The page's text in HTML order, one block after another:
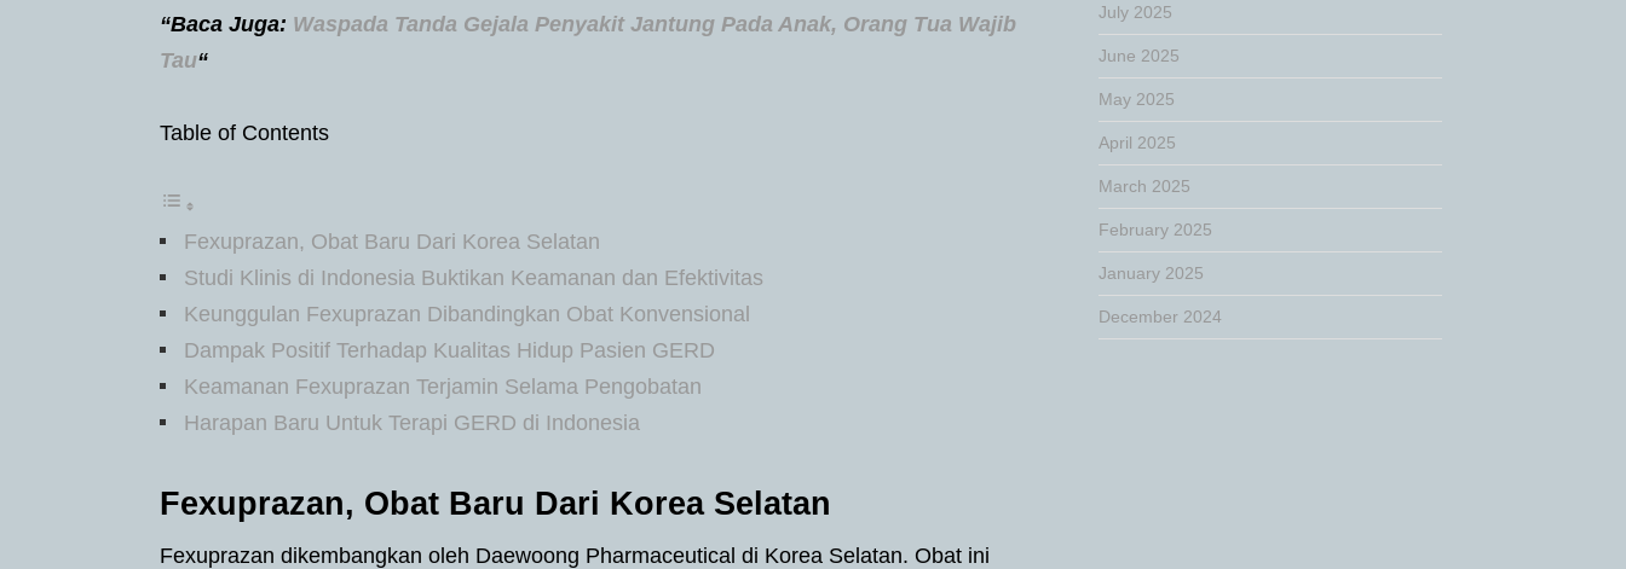
“Baca Juga: Waspada Tanda Gejala Penyakit Jantung Pada Anak, Orang Tua Wajib
Tau“
Table of Contents
Fexuprazan, Obat Baru Dari Korea Selatan
Studi Klinis di Indonesia Buktikan Keamanan dan Efektivitas
Keunggulan Fexuprazan Dibandingkan Obat Konvensional
Dampak Positif Terhadap Kualitas Hidup Pasien GERD
Keamanan Fexuprazan Terjamin Selama Pengobatan
Harapan Baru Untuk Terapi GERD di Indonesia
Fexuprazan, Obat Baru Dari Korea Selatan
Fexuprazan dikembangkan oleh Daewoong Pharmaceutical di Korea Selatan. Obat ini
July 2025
June 2025
May 2025
April 2025
March 2025
February 2025
January 2025
December 2024